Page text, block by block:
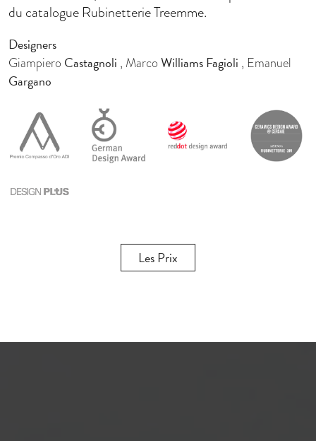
du catalogue Rubinetterie Treemme.
Designers
Giampiero Castagnoli , Marco Williams Fagioli , Emanuel
Gargano
Les Prix